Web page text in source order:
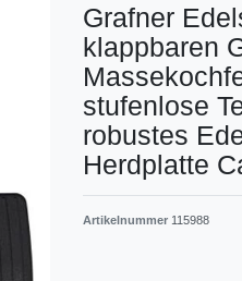
Grafner
klappbaren
stufenlose
robustes
Herdplatte
Artikelnummer 115988